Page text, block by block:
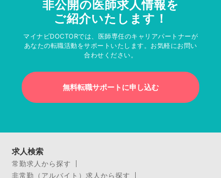
非公開の医師求人情報を
ご紹介いたします！
マイナビDOCTORでは、医師専任のキャリアパートナーが
あなたの転職活動をサポートいたします。お気軽にお問い
合わせください。
無料転職サポートに申し込む
求人検索
常勤求人から探す
非常勤（アルバイト）求人から探す